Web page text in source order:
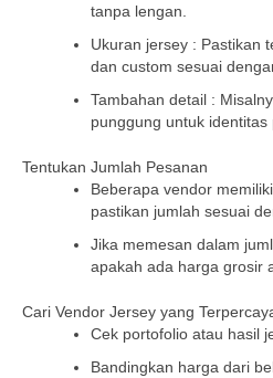
tanpa lengan.
Ukuran jersey : Pastikan
dan custom sesuai
Tambahan detail :
punggung untuk identitas
Tentukan Jumlah Pesanan
Beberapa vendor
pastikan jumlah sesuai
Jika memesan dalam
apakah ada harga grosir
Cari Vendor Jersey yang
Cek portofolio atau hasil
Bandingkan harga dari